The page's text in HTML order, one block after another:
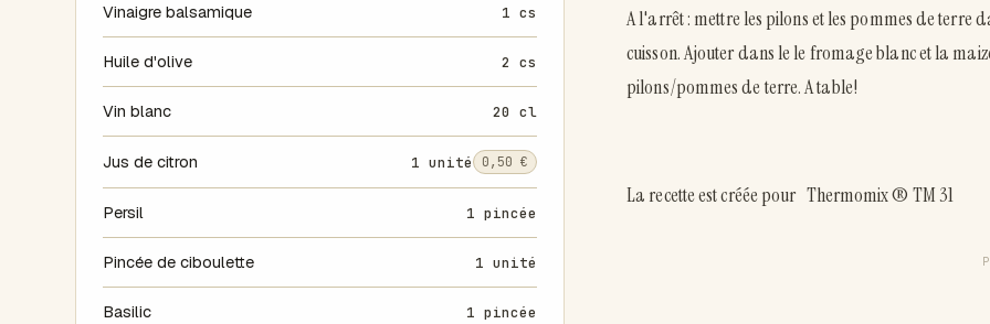
Vinaigre balsamique 1 cs
Huile d'olive 2 cs
Vin blanc 20 cl
Jus de citron 1 unité 0,50 €
Persil 1 pincée
Pincée de ciboulette 1 unité
Basilic 1 pincée
A l'arrêt : mettre les pilons et les pommes de terre
cuisson. Ajouter dans le le fromage blanc et la
pilons/pommes de terre. A table!
La recette est créée pour Thermomix ® TM 31